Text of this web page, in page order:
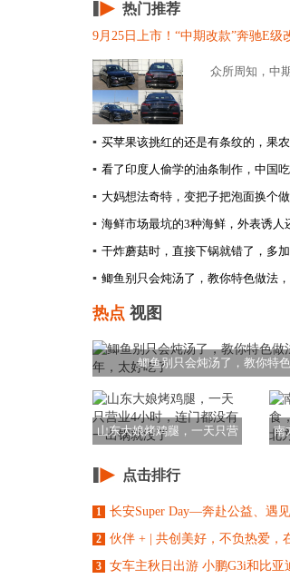
热门推荐
9月25日上市！“中期改款”奔驰E级
众所周知，中
▪ 买苹果该挑红的还是有条纹的，果
▪ 看了印度人偷学的油条制作，中国
▪ 大妈想法奇特，变把子把泡面换个
▪ 海鲜市场最坑的3种海鲜，外表诱人
▪ 干炸蘑菇时，直接下锅就错了，多加
▪ 鲫鱼别只会炖汤了，教你特色做法
热点 视图
鲫鱼别只会炖汤了，教你特
山东大娘烤鸡腿，一天只营
南
点击排行
1 长安Super Day—奔赴公益、遇
2 伙伴 + | 共创美好，不负热爱，
3 女车主秋日出游 小鹏G3i和比亚